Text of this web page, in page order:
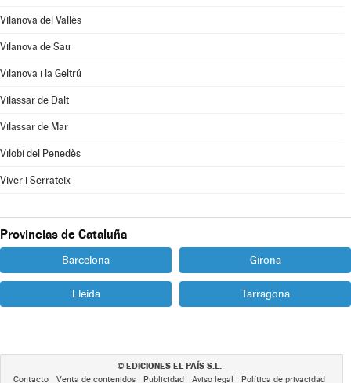
Vilanova del Vallès
Vilanova de Sau
Vilanova i la Geltrú
Vilassar de Dalt
Vilassar de Mar
Vilobí del Penedès
Viver i Serrateix
Provincias de Cataluña
Barcelona Girona
Lleida Tarragona
© EDICIONES EL PAÍS S.L.
Contacto Venta de contenidos Publicidad Aviso legal Política de privacidad